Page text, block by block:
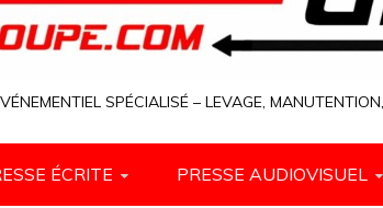
SPÉCIALISÉ – LEVAGE,
ÉCRITE PRESSE AUDIOVISUEL